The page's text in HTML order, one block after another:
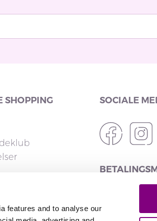
features and to analyse our
SHOPPING SOCIALE